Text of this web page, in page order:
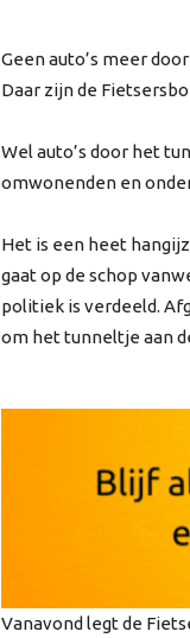
Geen auto’s meer
Daar zijn de
Wel auto’s door het
omwonenden en
Het is een heet
gaat op de schop
politiek is verdeeld.
om het tunneltje aan
Vanavond legt de